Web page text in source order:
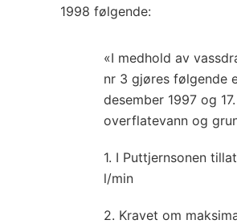
1998 følgende:
«I medhold av
nr 3 gjøres følgende
desember 1997 og
overflatevann og
1. I Puttjernsonen
l/min
2. Kravet om